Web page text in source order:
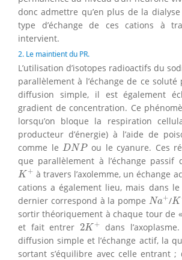
donc admettre qu’en plus de la
type d’échange de ces cations à
intervient.
2. Le maintient du PR.
L’utilisation d’isotopes radioactifs du
parallèlement à l’échange de ce
diffusion simple, il est également
gradient de concentration. Ce
lorsqu’on bloque la respiration
producteur d’énergie) à l’aide de
comme le DNP
DNP ou le cyanure. Ces
que parallèlement à l’échange passif
K +
K+ à travers l’axolemme, un échange
cations a également lieu, mais dans le
dernier correspond à la pompe Na+
Na+/K
K
sortir théoriquement à chaque tour de
et fait entrer 2K +
2K+
dans
diffusion simple et l’échange actif, la
sortant s’équilibre avec celle entrant ;